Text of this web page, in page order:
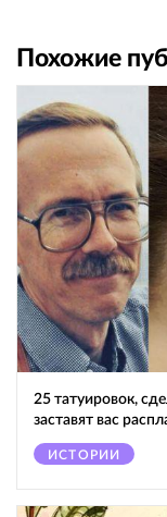
Похожие
25 татуировок,
заставят вас
ИСТОРИИ